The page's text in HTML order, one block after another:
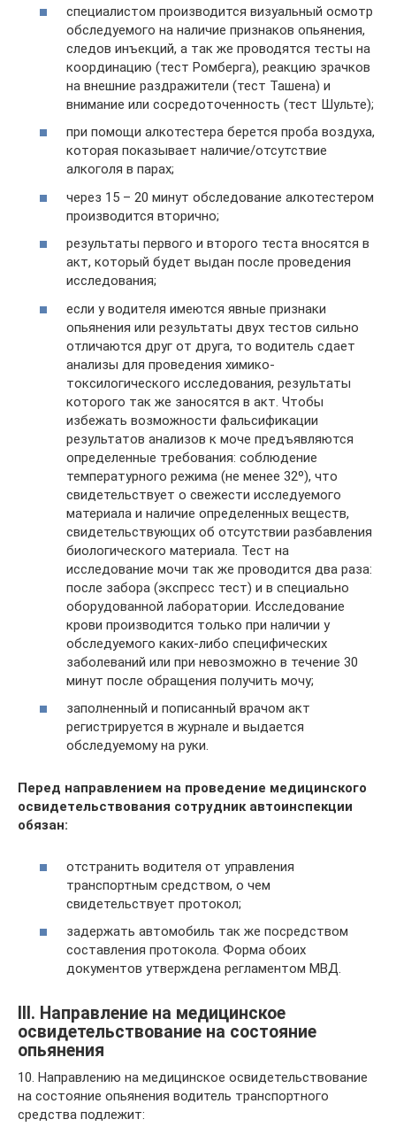
специалистом производится визуальный осмотр
обследуемого на наличие признаков опьянения,
следов инъекций, а так же проводятся тесты на
координацию (тест Ромберга), реакцию зрачков
на внешние раздражители (тест Ташена) и
внимание или сосредоточенность (тест Шульте);
при помощи алкотестера берется проба воздуха,
которая показывает наличие/отсутствие
алкоголя в парах;
через 15 – 20 минут обследование алкотестером
производится вторично;
результаты первого и второго теста вносятся в
акт, который будет выдан после проведения
исследования;
если у водителя имеются явные признаки
опьянения или результаты двух тестов сильно
отличаются друг от друга, то водитель сдает
анализы для проведения химико-
токсилогического исследования, результаты
которого так же заносятся в акт. Чтобы
избежать возможности фальсификации
результатов анализов к моче предъявляются
определенные требования: соблюдение
температурного режима (не менее 32º), что
свидетельствует о свежести исследуемого
материала и наличие определенных веществ,
свидетельствующих об отсутствии разбавления
биологического материала. Тест на
исследование мочи так же проводится два раза:
после забора (экспресс тест) и в специально
оборудованной лаборатории. Исследование
крови производится только при наличии у
обследуемого каких-либо специфических
заболеваний или при невозможно в течение 30
минут после обращения получить мочу;
заполненный и пописанный врачом акт
регистрируется в журнале и выдается
обследуемому на руки.
Перед направлением на проведение медицинского
освидетельствования сотрудник автоинспекции
обязан:
отстранить водителя от управления
транспортным средством, о чем
свидетельствует протокол;
задержать автомобиль так же посредством
составления протокола. Форма обоих
документов утверждена регламентом МВД.
III. Направление на медицинское
освидетельствование на состояние
опьянения
10. Направлению на медицинское освидетельствование
на состояние опьянения водитель транспортного
средства подлежит: